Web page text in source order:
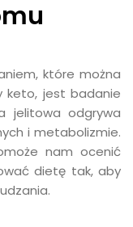
które można
keto, jest badanie
jelitowa odgrywa
i metabolizmie.
nam ocenić
dietę tak, aby